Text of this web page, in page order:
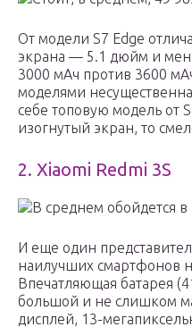
От модели S7 Edge
экрана — 5.1 дюйм и
3000 мАч против 3600
моделями
себе топовую модель от
изогнутый экран, то
2. Xiaomi Redmi 3S
В среднем обойдется в
И еще один
наилучших смартфонов
Впечатляющая батарея
большой и не слишком
дисплей, 13-